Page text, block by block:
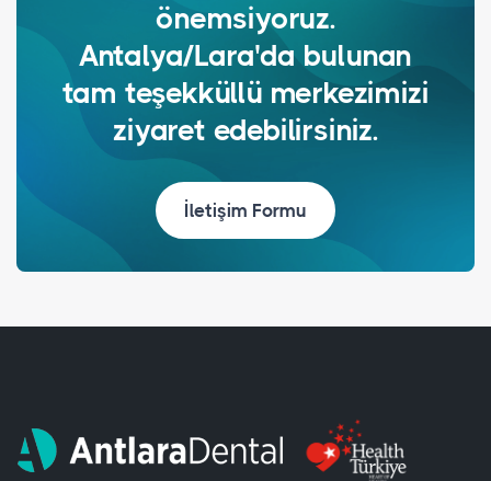
önemsiyoruz.
Antalya/Lara'da bulunan
tam teşekküllü merkezimizi
ziyaret edebilirsiniz.
İletişim Formu